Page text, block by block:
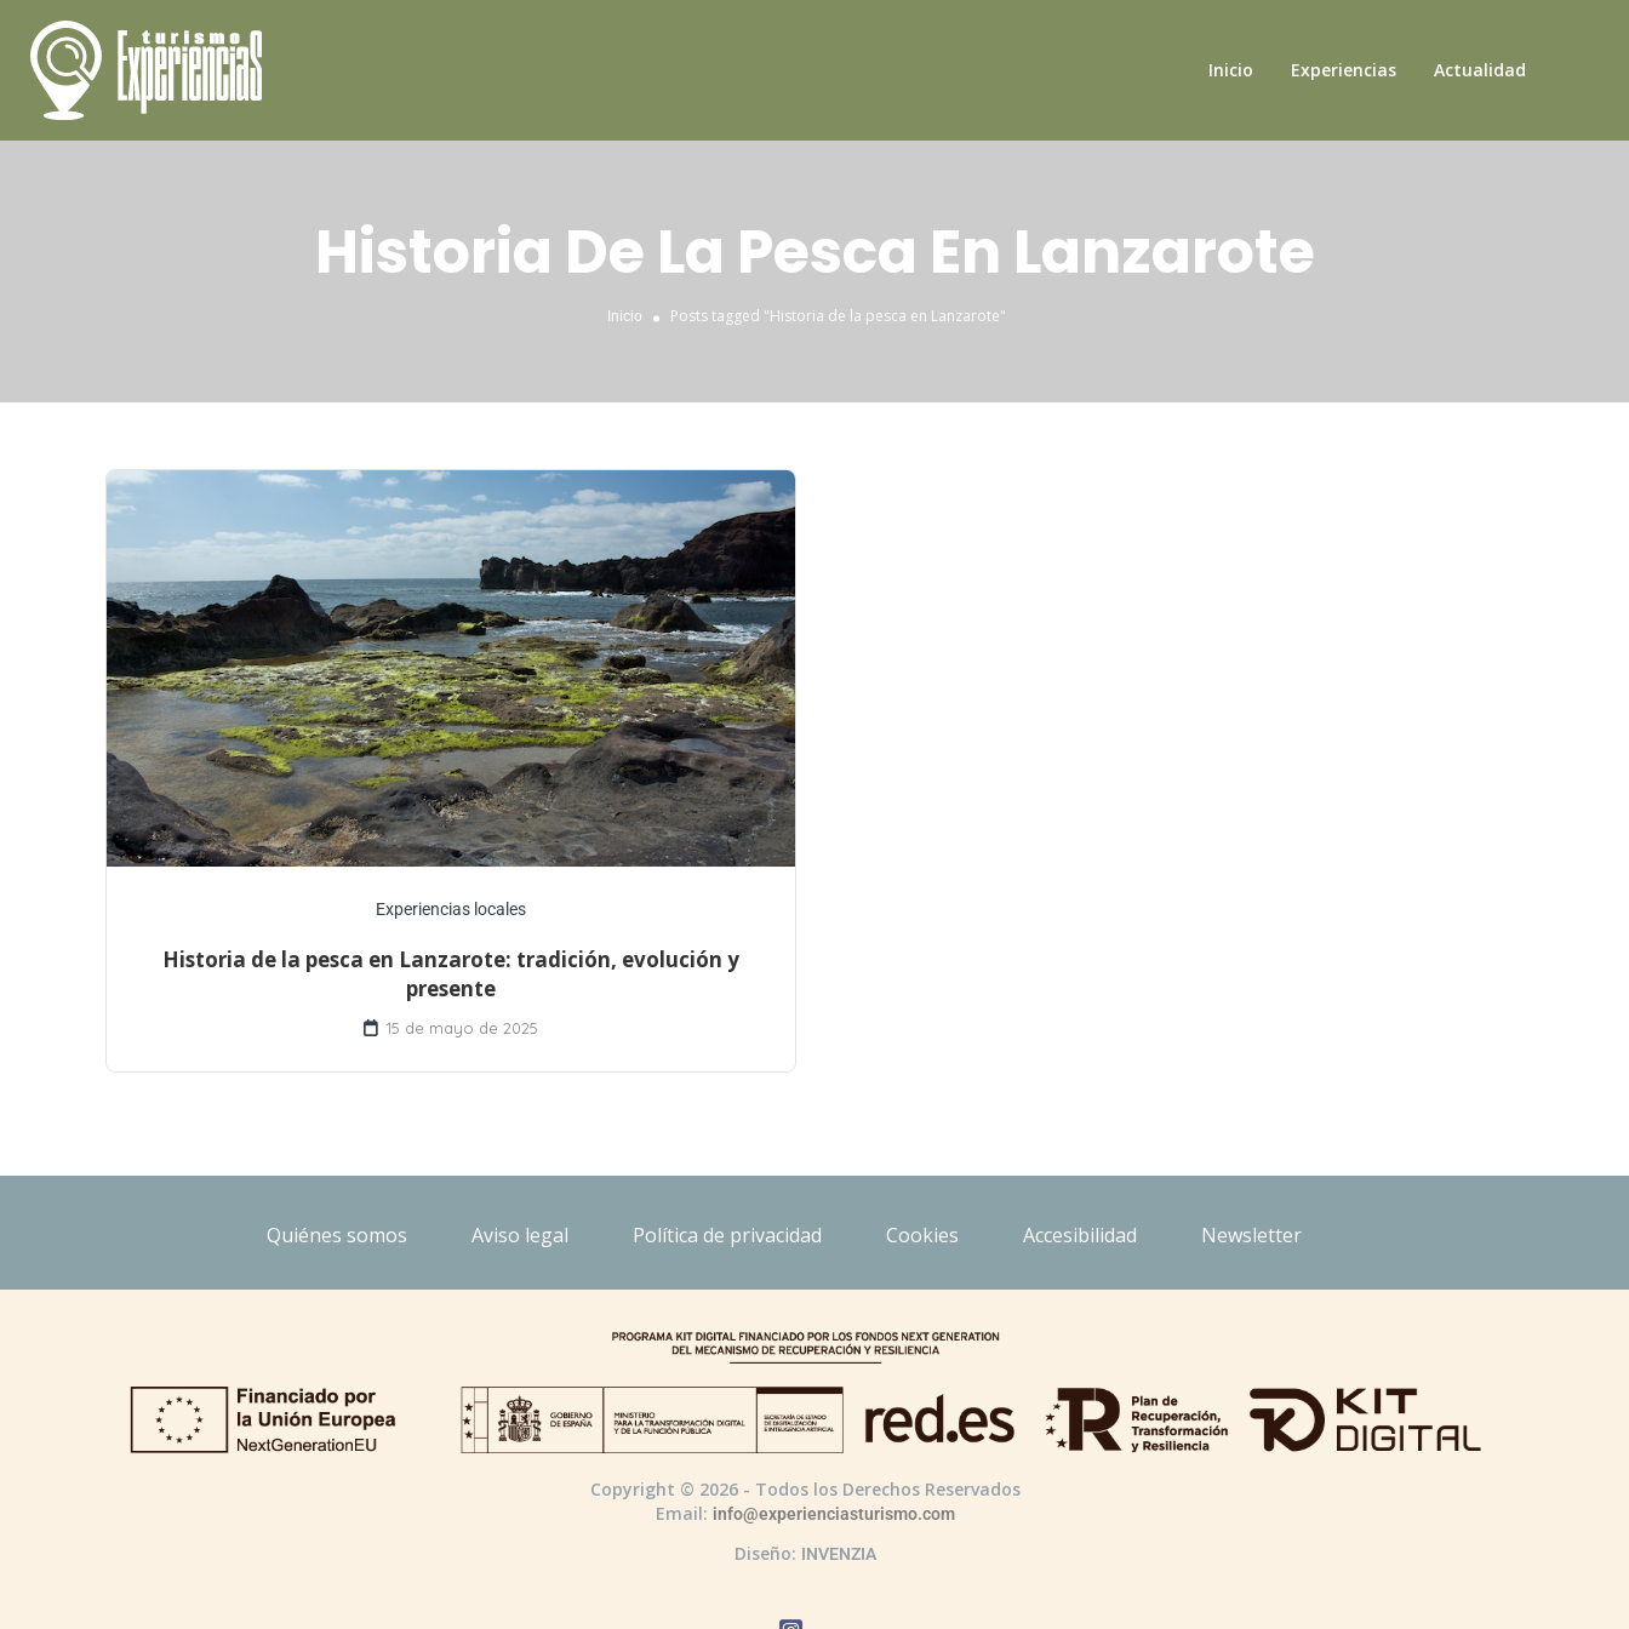
Inicio Experiencias Actualidad
Historia De La Pesca En Lanzarote
Inicio Posts tagged "Historia de la pesca en Lanzarote"
Experiencias locales
Historia de la pesca en Lanzarote: tradición, evolución y
presente
15 de mayo de 2025
Quiénes somos Aviso legal Política de privacidad Cookies Accesibilidad Newsletter
Copyright © 2026 - Todos los Derechos Reservados
Email: info@experienciasturismo.com
Diseño: INVENZIA